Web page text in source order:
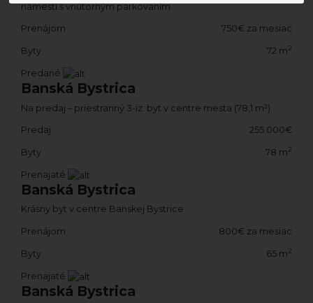
námestí s vnútorným parkovaním
Prenájom 750€ za mesiac
Byty 72 m2
Predané
Banská Bystrica
Na predaj – priestranný 3-iz. byt v centre mesta (78,1 m²)
Predaj 255 000€
Byty 78 m2
Prenajaté
Banská Bystrica
Krásny byt v centre Banskej Bystrice
Prenájom 800€ za mesiac
Byty 65 m2
Prenajaté
Banská Bystrica